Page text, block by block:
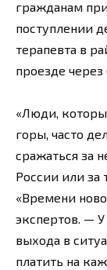
гражданам
поступлении
терапевта в
проезде
«Люди,
горы, часто
сражаться за
России или за
«Времени
экспертов. — У
выхода в
платить на